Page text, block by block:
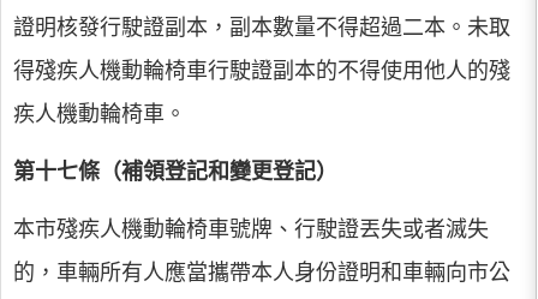
證明核發行駛證副本，副本數量不得超過二本。未取
得殘疾人機動輪椅車行駛證副本的不得使用他人的殘
疾人機動輪椅車。
第十七條（補領登記和變更登記）
本市殘疾人機動輪椅車號牌、行駛證丟失或者滅失
的，車輛所有人應當攜帶本人身份證明和車輛向市公